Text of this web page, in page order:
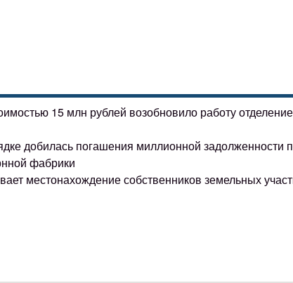
15 млн рублей возобновило работу
добилась погашения миллионной задолженности
фабрики
местонахождение собственников земельных